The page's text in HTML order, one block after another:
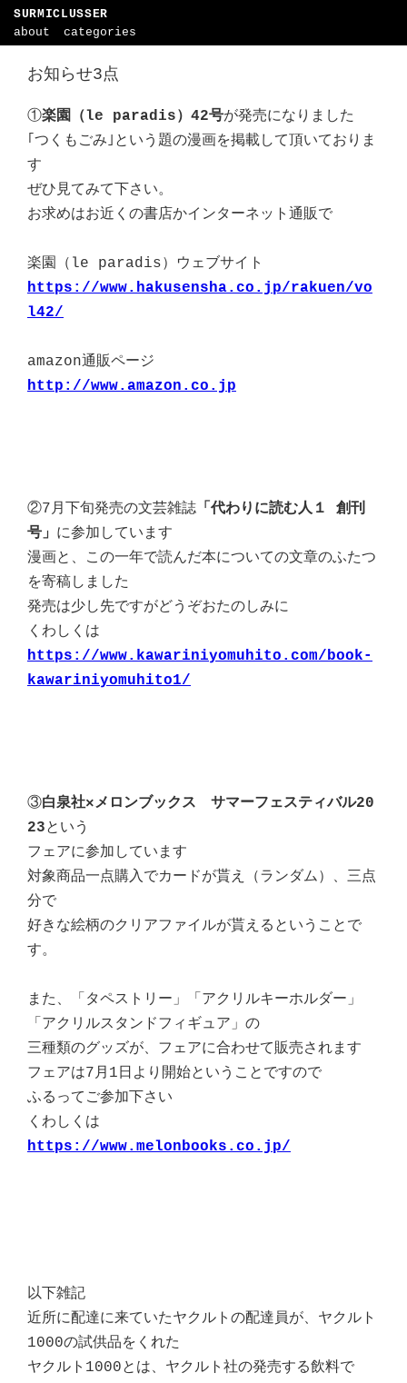
SURMICLUSSER
about
categories
お知らせ3点
①楽園（le paradis）42号が発売になりました
｢つくもごみ｣という題の漫画を掲載して頂いておりま
す
ぜひ見てみて下さい。
お求めはお近くの書店かインターネット通販で
楽園（le paradis）ウェブサイト
https://www.hakusensha.co.jp/rakuen/vo
l42/
amazon通販ページ
http://www.amazon.co.jp
②7月下旬発売の文芸雑誌 「代わりに読む人１ 創刊
号」 に参加しています
漫画と、この一年で読んだ本についての文章のふたつ
を寄稿しました
発売は少し先ですがどうぞおたのしみに
くわしくは
https://www.kawariniyomuhito.com/book-
kawariniyomuhito1/
③白泉社×メロンブックス サマーフェスティバル20
23という
フェアに参加しています
対象商品一点購入でカードが貰え（ランダム）、三点
分で
好きな絵柄のクリアファイルが貰えるということで
す。
また、「タペストリー」「アクリルキーホルダー」
「アクリルスタンドフィギュア」の
三種類のグッズが、フェアに合わせて販売されます
フェアは7月1日より開始ということですので
ふるってご参加下さい
くわしくは
https://www.melonbooks.co.jp/
以下雑記
近所に配達に来ていたヤクルトの配達員が、ヤクルト
1000の試供品をくれた
ヤクルト1000とは、ヤクルト社の発売する飲料で